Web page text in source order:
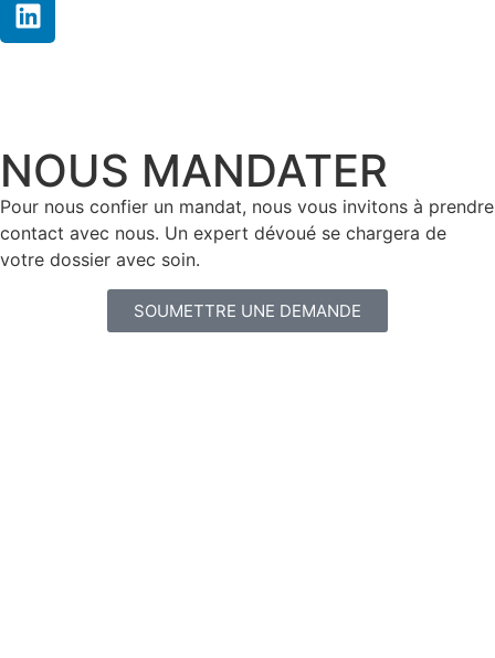
NOUS MANDATER
Pour nous confier un mandat, nous vous invitons à prendre
contact avec nous. Un expert dévoué se chargera de
votre dossier avec soin.
SOUMETTRE UNE DEMANDE